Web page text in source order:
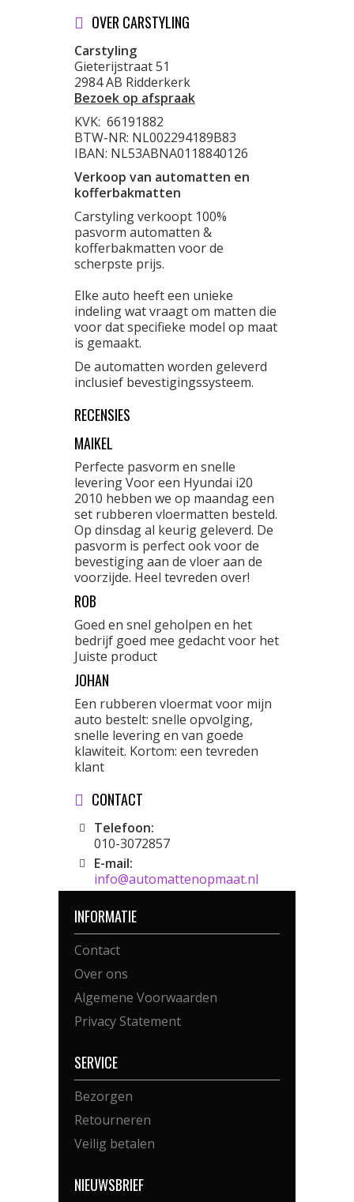
OVER CARSTYLING
Carstyling
Gieterijstraat 51
2984 AB Ridderkerk
Bezoek op afspraak
KVK: 66191882
BTW-NR: NL002294189B83
IBAN: NL53ABNA0118840126
Verkoop van automatten en
kofferbakmatten
Carstyling verkoopt 100%
pasvorm automatten &
kofferbakmatten voor de
scherpste prijs.
Elke auto heeft een unieke
indeling wat vraagt om matten die
voor dat specifieke model op maat
is gemaakt.
De automatten worden geleverd
inclusief bevestigingssysteem.
RECENSIES
MAIKEL
Perfecte pasvorm en snelle
levering Voor een Hyundai i20
2010 hebben we op maandag een
set rubberen vloermatten besteld.
Op dinsdag al keurig geleverd. De
pasvorm is perfect ook voor de
bevestiging aan de vloer aan de
voorzijde. Heel tevreden over!
ROB
Goed en snel geholpen en het
bedrijf goed mee gedacht voor het
Juiste product
JOHAN
Een rubberen vloermat voor mijn
auto bestelt: snelle opvolging,
snelle levering en van goede
klawiteit. Kortom: een tevreden
klant
CONTACT
Telefoon:
010-3072857
E-mail:
info@automattenopmaat.nl
INFORMATIE
Contact
Over ons
Algemene Voorwaarden
Privacy Statement
SERVICE
Bezorgen
Retourneren
Veilig betalen
NIEUWSBRIEF